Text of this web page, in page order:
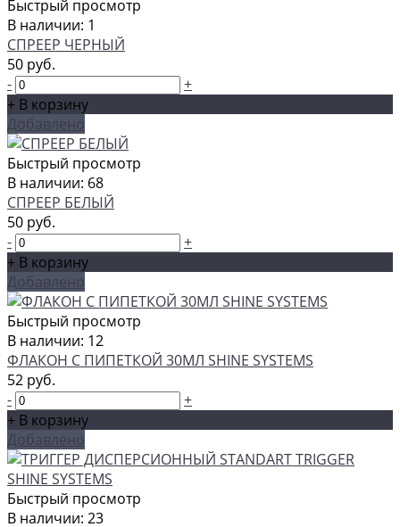
Быстрый просмотр
В наличии: 1
СПРЕЕР ЧЕРНЫЙ
50 руб.
-
+
+ В корзину
Добавлено
Быстрый просмотр
В наличии: 68
СПРЕЕР БЕЛЫЙ
50 руб.
-
+
+ В корзину
Добавлено
Быстрый просмотр
В наличии: 12
ФЛАКОН С ПИПЕТКОЙ 30МЛ SHINE SYSTEMS
52 руб.
-
+
+ В корзину
Добавлено
Быстрый просмотр
В наличии: 23